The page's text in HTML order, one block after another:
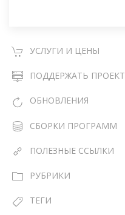
УСЛУГИ И ЦЕНЫ
ПОДДЕРЖАТЬ ПРОЕКТ
ОБНОВЛЕНИЯ
СБОРКИ ПРОГРАММ
ПОЛЕЗНЫЕ ССЫЛКИ
РУБРИКИ
ТЕГИ